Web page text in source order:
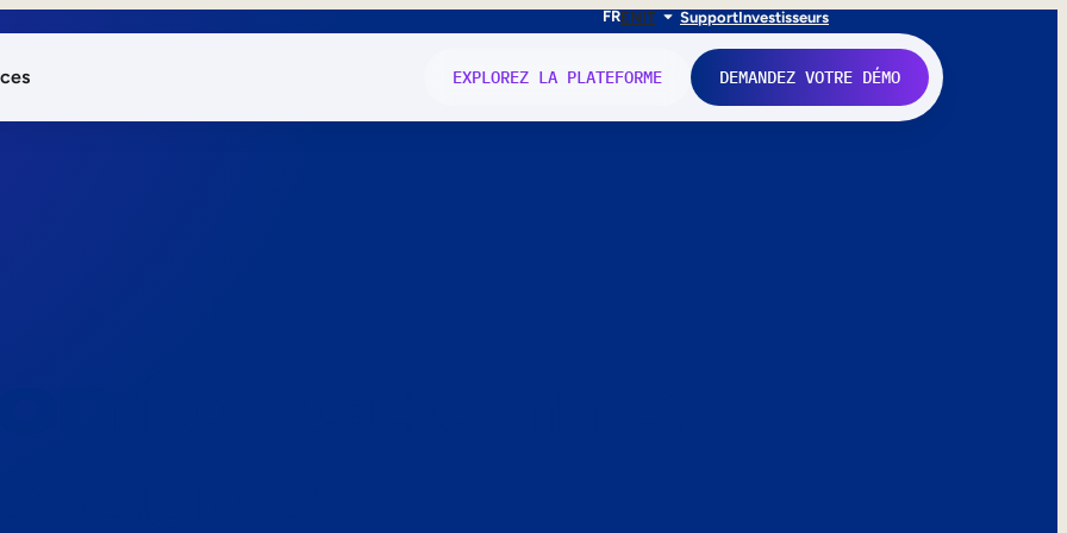
FRENIT SupportInvestisseurs
EXPLOREZ LA PLATEFORME DEMANDEZ VOTRE DÉMO